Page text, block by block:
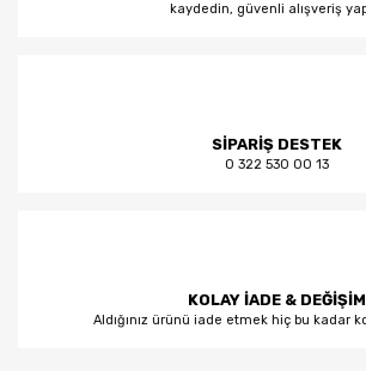
kaydedin, güvenli alışveriş
SİPARİŞ DESTEK
0 322 530 00 13
KOLAY İADE & DEĞİŞİM
Aldığınız ürünü iade etmek hiç bu kadar